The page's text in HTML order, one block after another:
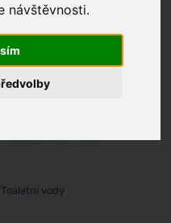
návštěvnosti.
Toaletní vody